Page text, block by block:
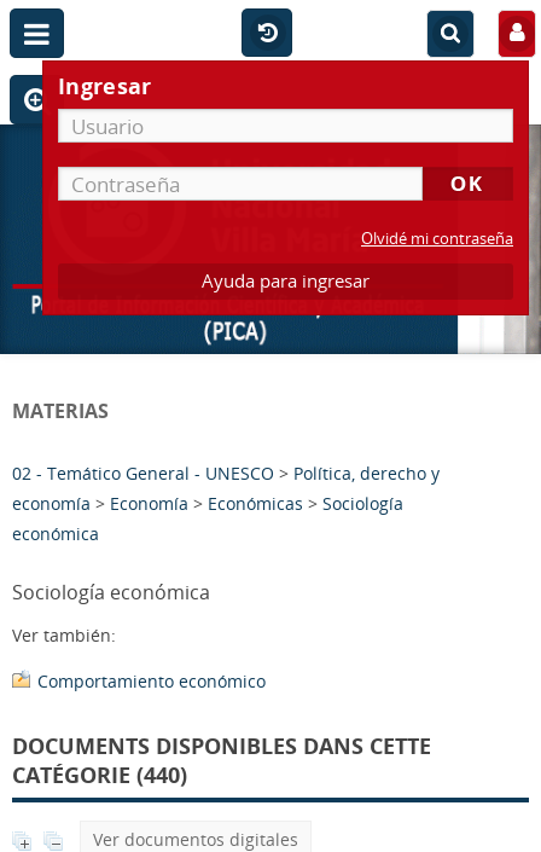
Ingresar
Olvidé mi contraseña
Ayuda para ingresar
MATERIAS
02 - Temático General - UNESCO > Política, derecho y
economía > Economía > Económicas > Sociología
económica
Sociología económica
Ver también:
Comportamiento económico
DOCUMENTS DISPONIBLES DANS CETTE
CATÉGORIE (440)
Ver documentos digitales